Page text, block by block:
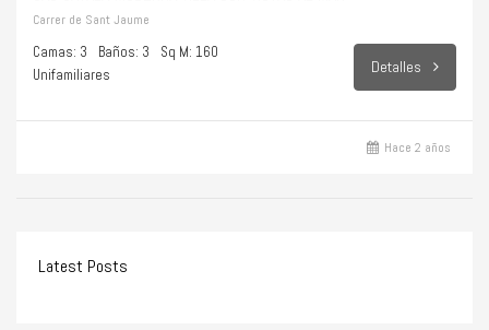
Carrer de Sant Jaume
Camas: 3 Baños: 3
Sq M: 160
Unifamiliares
Detalles
Hace 2 años
Latest Posts